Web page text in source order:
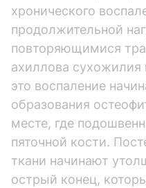
хронического
продолжительной
повторяющимися
ахиллова сухожилия
это воспаление
образования
месте, где
пяточной кости.
ткани начинают
острый конец,